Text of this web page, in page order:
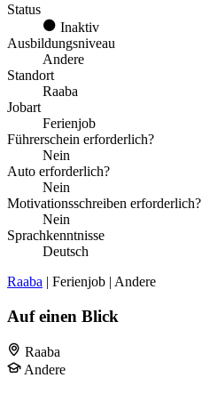
Status
Inaktiv
Ausbildungsniveau
Andere
Standort
Raaba
Jobart
Ferienjob
Führerschein erforderlich?
Nein
Auto erforderlich?
Nein
Motivationsschreiben erforderlich?
Nein
Sprachkenntnisse
Deutsch
Raaba | Ferienjob | Andere
Auf einen Blick
Raaba
Andere